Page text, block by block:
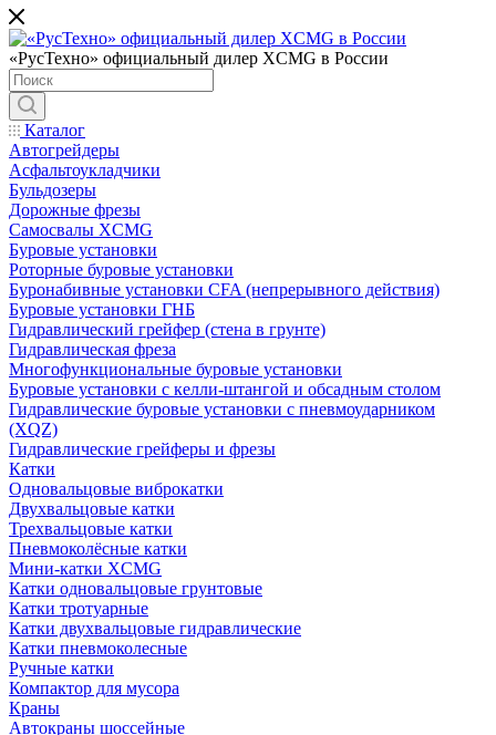
«РусТехно» официальный дилер XCMG в России
Каталог
Автогрейдеры
Асфальтоукладчики
Бульдозеры
Дорожные фрезы
Самосвалы XCMG
Буровые установки
Роторные буровые установки
Буронабивные установки CFA (непрерывного действия)
Буровые установки ГНБ
Гидравлический грейфер (стена в грунте)
Гидравлическая фреза
Многофункциональные буровые установки
Буровые установки с келли-штангой и обсадным столом
Гидравлические буровые установки с пневмоударником
(XQZ)
Гидравлические грейферы и фрезы
Катки
Одновальцовые виброкатки
Двухвальцовые катки
Трехвальцовые катки
Пневмоколёсные катки
Мини-катки XCMG
Катки одновальцовые грунтовые
Катки тротуарные
Катки двухвальцовые гидравлические
Катки пневмоколесные
Ручные катки
Компактор для мусора
Краны
Автокраны шоссейные